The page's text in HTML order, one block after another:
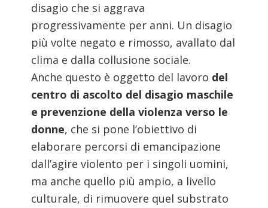
disagio che si aggrava
progressivamente per anni. Un disagio
più volte negato e rimosso, avallato dal
clima e dalla collusione sociale.
Anche questo è oggetto del lavoro del
centro di ascolto del disagio maschile
e prevenzione della violenza verso le
donne, che si pone l’obiettivo di
elaborare percorsi di emancipazione
dall’agire violento per i singoli uomini,
ma anche quello più ampio, a livello
culturale, di rimuovere quel substrato